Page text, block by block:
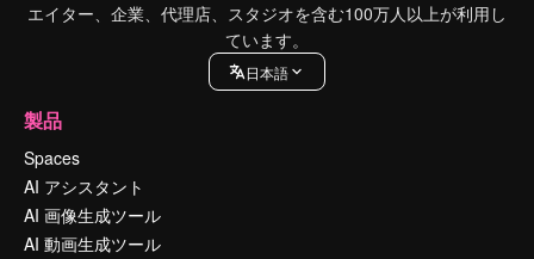
エイター、企業、代理店、スタジオを含む100万人以上が利用し
ています。
日本語
製品
Spaces
AI アシスタント
AI 画像生成ツール
AI 動画生成ツール